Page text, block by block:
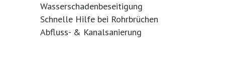
Wasserschadenbeseitigung
Schnelle Hilfe bei Rohrbrüchen
Abfluss- & Kanalsanierung